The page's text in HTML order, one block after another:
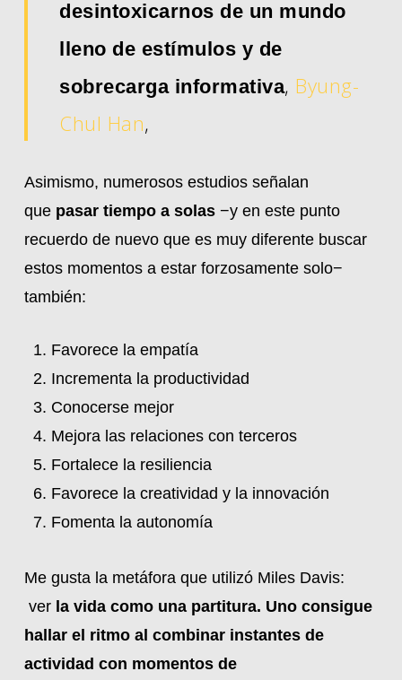
desintoxicarnos de un mundo
lleno de estímulos y de
sobrecarga informativa, Byung-
Chul Han,
Asimismo, numerosos estudios señalan
que pasar tiempo a solas−y en este punto
recuerdo de nuevo que es muy diferente buscar
estos momentos a estar forzosamente solo−
también:
Favorece la empatía
Incrementa la productividad
Conocerse mejor
Mejora las relaciones con terceros
Fortalece la resiliencia
Favorece la creatividad y la innovación
Fomenta la autonomía
Me gusta la metáfora que utilizó Miles Davis:
ver la vida como una partitura. Uno consigue
hallar el ritmo al combinar instantes de
actividad con momentos de